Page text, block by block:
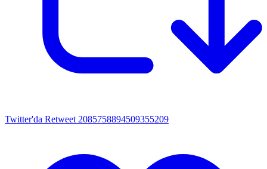
Twitter'da Retweet 2085758894509355209